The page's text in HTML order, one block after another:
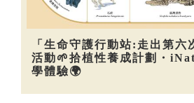
「生命守護行動站:走出第六
活動🌱拾植性養成計劃・
學體驗🌍